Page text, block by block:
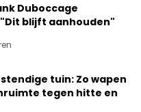
Duboccage
blijft aanhouden"
tuin: Zo wapen
tegen hitte en